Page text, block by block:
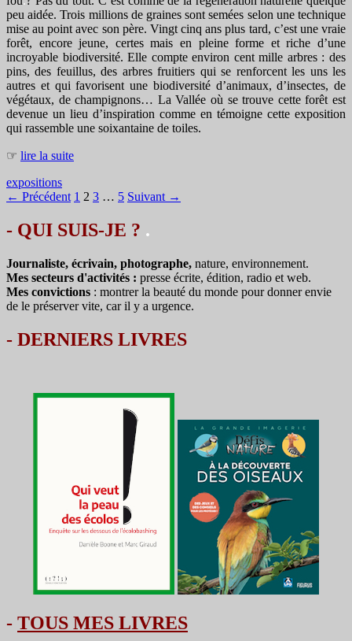
peu aidée. Trois millions de graines sont semées selon une technique
mise au point avec son père. Vingt cinq ans plus tard, c’est une vraie
forêt, encore jeune, certes mais en pleine forme et riche d’une
incroyable biodiversité. Elle compte environ cent mille arbres : des
pins, des feuillus, des arbres fruitiers qui se renforcent les uns les
autres et qui favorisent une biodiversité d’animaux, d’insectes, de
végétaux, de champignons… La Vallée où se trouve cette forêt est
devenue un lieu d’inspiration comme en témoigne cette exposition
qui rassemble une soixantaine de toiles.
☞ lire la suite
expositions
Navigation
articles
← Précédent 1 2 3 … 5 Suivant →
- QUI SUIS-JE ? .
Journaliste, écrivain, photographe, nature, environnement.
Mes secteurs d'activités : presse écrite, édition, radio et web.
Mes convictions : montrer la beauté du monde pour donner envie
de le préserver vite, car il y a urgence.
- DERNIERS LIVRES
- TOUS MES LIVRES